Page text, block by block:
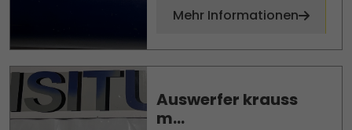
Mehr Informationen
Auswerfer krauss
m...